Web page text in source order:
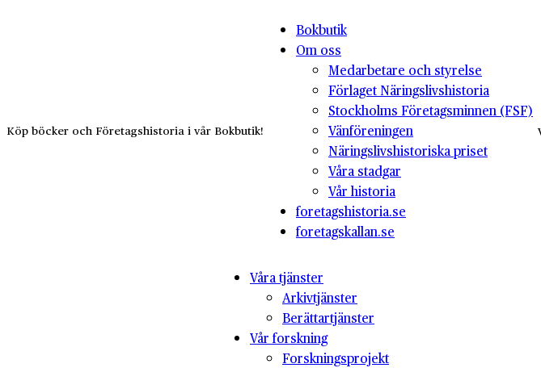
Köp böcker och Företagshistoria i vår Bokbutik!
Bokbutik
Om oss
Medarbetare och styrelse
Förlaget Näringslivshistoria
Stockholms Företagsminnen (FSF)
Vänföreningen
Näringslivshistoriska priset
Våra stadgar
Vår historia
foretagshistoria.se
foretagskallan.se
Våra tjänster
Arkivtjänster
Berättartjänster
Vår forskning
Forskningsprojekt